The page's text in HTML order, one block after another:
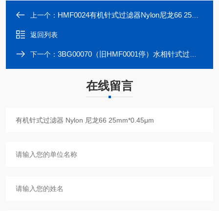
上一个： HMF0024有机针式过滤器Nylon尼龙66 25mm*0.22μm
返回列表
下一个： 3BG00070（旧HMF0001停）水相针式过滤器pes聚醚砜13mm*0.22μm水系
在线留言